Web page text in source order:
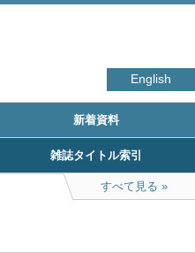
English
新着資料
雑誌タイトル索引
すべて見る